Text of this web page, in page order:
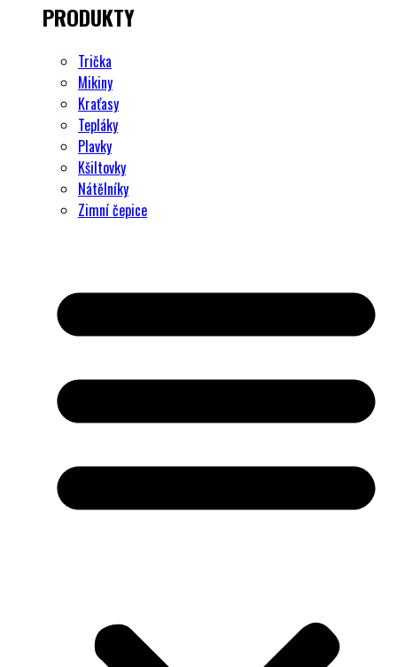
PRODUKTY
Trička
Mikiny
Kraťasy
Tepláky
Plavky
Kšiltovky
Nátělníky
Zimní čepice